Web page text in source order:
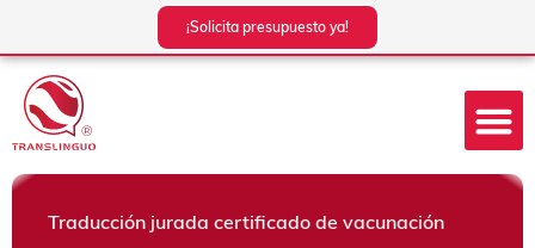
contenido
¡Solicita presupuesto ya!
Traducción jurada certificado de vacunación